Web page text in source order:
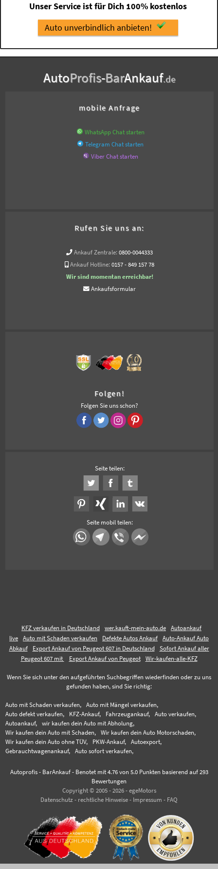
Unser Service ist für Dich 100% kostenlos
Auto unverbindlich anbieten!
AutoProfis-BarAnkauf.de
mobile Anfrage
WhatsApp Chat starten
Telegram Chat starten
Viber Chat starten
Rufen Sie uns an:
Ankauf Zentrale: 0800-0044333
Ankauf Hotline: 0157 - 849 157 78
Wir sind momentan erreichbar!
Ankaufsformular
Folgen!
Folgen Sie uns schon?
Seite teilen:
Seite mobil teilen:
KFZ verkaufen in Deutschland wer.kauft-mein-auto.de
Autoankauf
live
Auto mit Schaden verkaufen Defekte Autos Ankauf
Auto-Ankauf Auto
Abkauf
Export Ankauf von Peugeot 607 in Deutschland
Sofort Ankauf aller
Peugeot 607 mit
Export Ankauf von Peugeot Wir-kaufen-alle-KFZ
Wenn Sie sich unter den aufgeführten Suchbegriffen wiederfinden oder zu uns
gefunden haben, sind Sie richtig:
Auto mit Schaden verkaufen,
Auto mit Mängel verkaufen,
Auto defekt verkaufen,
KFZ-Ankauf, Fahrzeugankauf,
Auto verkaufen,
Autoankauf,
wir kaufen dein Auto mit Abholung,
Wir kaufen dein Auto mit Schaden,
Wir kaufen dein Auto Motorschaden,
Wir kaufen dein Auto ohne TÜV,
PKW-Ankauf,
Autoexport,
Gebrauchtwagenankauf,
Auto sofort verkaufen,
Autoprofis - BarAnkauf- Benotet mit 4.76von 5.0 Punkten basierend auf 293
Bewertungen
Copyright © 2005 - 2026 - egeMotors
Datenschutz - rechtliche Hinweise - Impressum - FAQ